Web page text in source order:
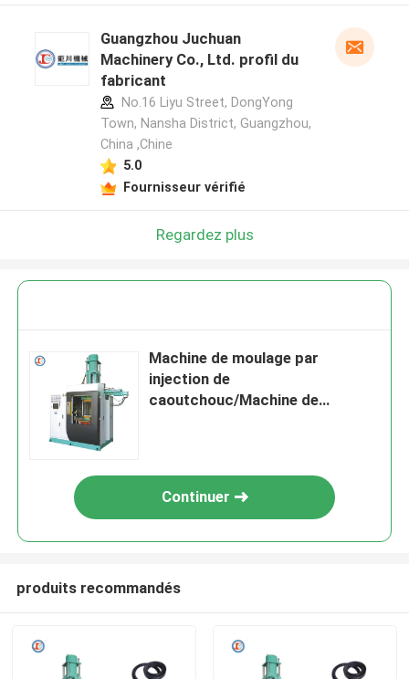
Guangzhou Juchuan
Machinery Co., Ltd. profil du
fabricant
No.16 Liyu Street, DongYong
Town, Nansha District, Guangzhou,
China ,Chine
5.0
Fournisseur vérifié
Regardez plus
Machine de moulage par
injection de
caoutchouc/Machine de
Continuer
produits recommandés